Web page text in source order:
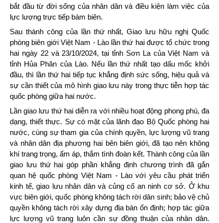
bắt đầu từ đời sống của nhân dân và điều kiện làm việc của
lực lượng trực tiếp bám biên.
Sau thành công của lần thứ nhất, Giao lưu hữu nghị Quốc
phòng biên giới Việt Nam - Lào lần thứ hai được tổ chức trong
hai ngày 22 và 23/10/2024, tại tỉnh Sơn La của Việt Nam và
tỉnh Hủa Phăn của Lào. Nếu lần thứ nhất tạo dấu mốc khởi
đầu, thì lần thứ hai tiếp tục khẳng định sức sống, hiệu quả và
sự cần thiết của mô hình giao lưu này trong thực tiễn hợp tác
quốc phòng giữa hai nước.
Lần giao lưu thứ hai diễn ra với nhiều hoạt động phong phú, đa
dạng, thiết thực. Sự có mặt của lãnh đạo Bộ Quốc phòng hai
nước, cùng sự tham gia của chính quyền, lực lượng vũ trang
và nhân dân địa phương hai bên biên giới, đã tạo nên không
khí trang trọng, ấm áp, thắm tình đoàn kết. Thành công của lần
giao lưu thứ hai góp phần khẳng định chương trình đã gắn
quan hệ quốc phòng Việt Nam - Lào với yêu cầu phát triển
kinh tế, giao lưu nhân dân và củng cố an ninh cơ sở. Ở khu
vực biên giới, quốc phòng không tách rời dân sinh; bảo vệ chủ
quyền không tách rời xây dựng địa bàn ổn định; hợp tác giữa
lực lượng vũ trang luôn cần sự đồng thuận của nhân dân.